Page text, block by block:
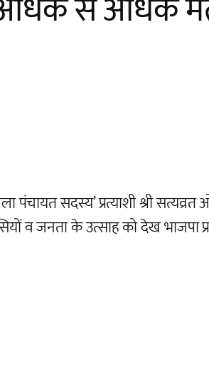
पंचायत सदस्य’ प्रत्याशी श्री
व जनता के उत्साह को देख भाजपा